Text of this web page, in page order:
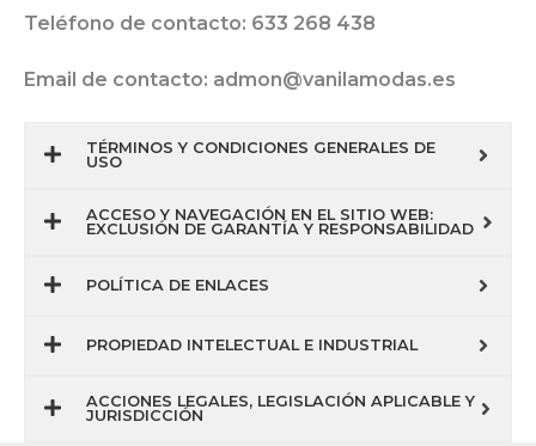
Teléfono de contacto: 633 268 438
Email de contacto: admon@vanilamodas.es
TÉRMINOS Y CONDICIONES GENERALES DE
USO
ACCESO Y NAVEGACIÓN EN EL SITIO WEB:
EXCLUSIÓN DE GARANTÍA Y RESPONSABILIDAD
POLÍTICA DE ENLACES
PROPIEDAD INTELECTUAL E INDUSTRIAL
ACCIONES LEGALES, LEGISLACIÓN APLICABLE Y
JURISDICCIÓN